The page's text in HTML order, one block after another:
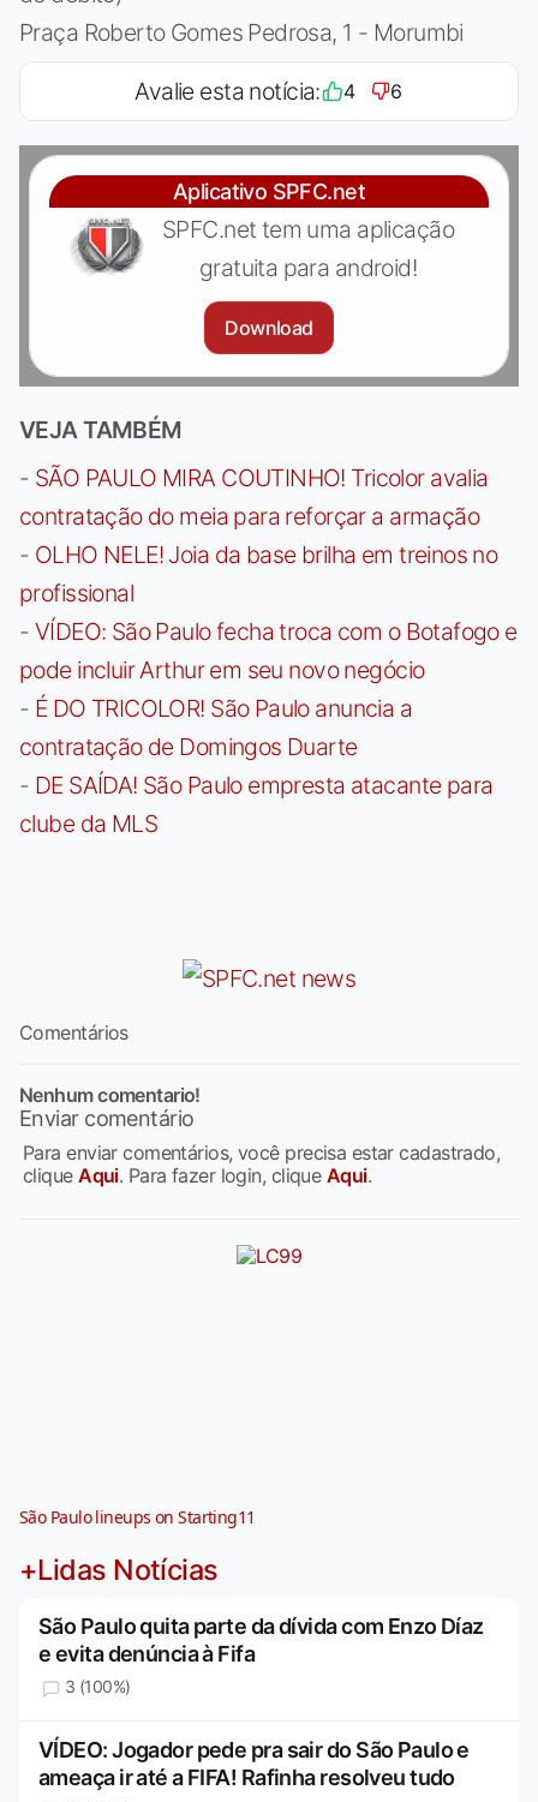
Praça Roberto Gomes Pedrosa, 1 - Morumbi
Avalie esta notícia: 4 6
Aplicativo SPFC.net
SPFC.net tem uma aplicação
gratuita para android!
Download
VEJA TAMBÉM
- SÃO PAULO MIRA COUTINHO! Tricolor avalia
contratação do meia para reforçar a armação
- OLHO NELE! Joia da base brilha em treinos no
profissional
- VÍDEO: São Paulo fecha troca com o Botafogo e
pode incluir Arthur em seu novo negócio
- É DO TRICOLOR! São Paulo anuncia a
contratação de Domingos Duarte
- DE SAÍDA! São Paulo empresta atacante para
clube da MLS
Comentários
Nenhum comentario!
Enviar comentário
Para enviar comentários, você precisa estar cadastrado,
cliqueAqui. Para fazer login, clique Aqui.
São Paulo lineups on Starting11
+Lidas Notícias
São Paulo quita parte da dívida com Enzo Díaz
e evita denúncia à Fifa
3 (100%)
VÍDEO: Jogador pede pra sair do São Paulo e
ameaça ir até a FIFA! Rafinha resolveu tudo